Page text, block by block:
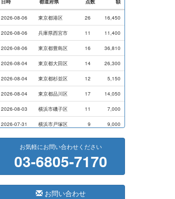
2026-08-06 東京都港区 26 16,450
2026-08-06 兵庫県西宮市 11 11,400
2026-08-06 東京都豊島区 16 36,810
2026-08-04 東京都大田区 14 26,300
2026-08-04 東京都杉並区 12 5,150
2026-08-04 東京都品川区 17 14,050
2026-08-03 横浜市磯子区 11 7,000
2026-07-31 横浜市戸塚区 9 9,000
2026-07-28 横浜市港南区 14 13,720
2026-07-24 東京都港区 3
2026-07-24 東京都港区 5 8,800
お気軽にお問い合わせください
03-6805-7170
お問い合わせ